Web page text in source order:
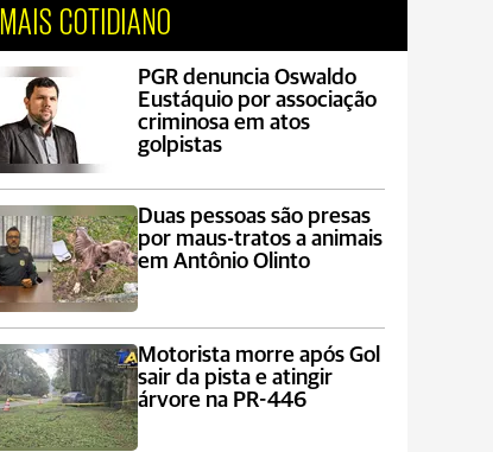
MAIS COTIDIANO
PGR denuncia Oswaldo
Eustáquio por associação
criminosa em atos
golpistas
Duas pessoas são presas
por maus-tratos a animais
em Antônio Olinto
Motorista morre após Gol
sair da pista e atingir
árvore na PR-446